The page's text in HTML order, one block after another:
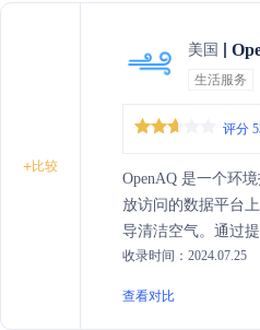
+比较
美国
生活服务
评分
OpenAQ 是一个环
放访问的数据平台
导清洁空气。通过
——获得清洁空气的
收录时间：2024.07.25
查看对比